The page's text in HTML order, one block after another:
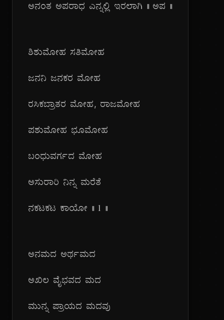
ಅನಂತ ಅಪರಾಧ ಎನ್ನಲ್ಲಿ ಇರಲಾಗಿ || ಅಪ ||
ಶಿಶುಮೋಹ ಸತಿಮೋಹ
ಜನನಿ ಜನಕರ ಮೋಹ
ರಸಿಕಬ್ರಾತರ ಮೋಹ, ರಾಜಮೋಹ
ಪಶುಮೋಹ ಭೂಮೋಹ
ಬಂಧುವರ್ಗದ ಮೋಹ
ಅಸುರಾರಿ ನಿನ್ನ ಮರೆತೆ
ನಕಟಕಟ ಕಾಯೋ || ೧ ||
ಅನಮದ ಅರ್ಥಮದ
ಅಖಿಲ ವೈಭವದ ಮದ
ಮುನ್ನ ಪ್ರಾಯದ ಮದವು